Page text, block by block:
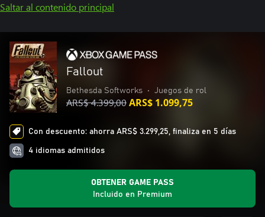
Saltar al contenido principal
Fallout
Bethesda Softworks • Juegos de rol
ARS$ 4.399,00ARS$ 1.099,75
Con descuento: ahorra ARS$ 3.299,25, finaliza en 5 días
4 idiomas admitidos
OBTENER GAME PASS
Incluido en Premium